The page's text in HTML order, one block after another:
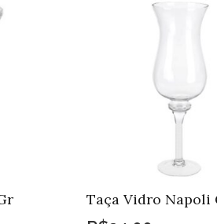
Taça Vidro Napoli